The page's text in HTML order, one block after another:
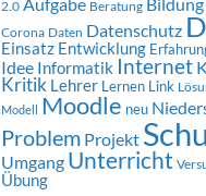
2.0 Aufgabe Beratung Bildung
Corona Daten Datenschutz
Einsatz Entwicklung
Idee Informatik Internet
Kritik Lehrer Lernen Link
Modell Moodle neu
Problem Projekt
Umgang Unterricht
Übung